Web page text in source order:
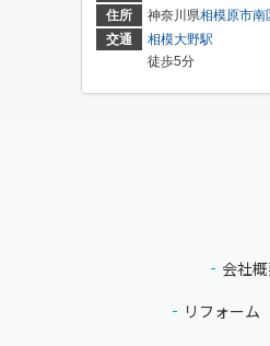
住所
神奈川県相模原市南
交通
相模大野駅
徒歩5分
会社
リフォーム